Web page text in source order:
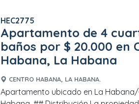
HEC2775
Apartamento de 4
baños por $ 20.000 en
Habana, La Habana
CENTRO HABANA, LA HABANA.
Apartamento ubicado en La